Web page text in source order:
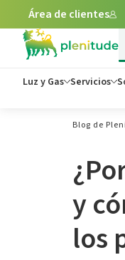
Área de clientes
Luz y Gas Servicios
Blog de
y
los